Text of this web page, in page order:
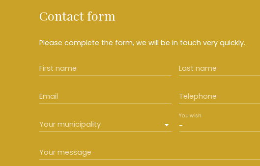
Contact form
Please complete the form, we will be in touch very quickly.
First name Last name
Email Telephone
Your municipality -
You wish
Your message